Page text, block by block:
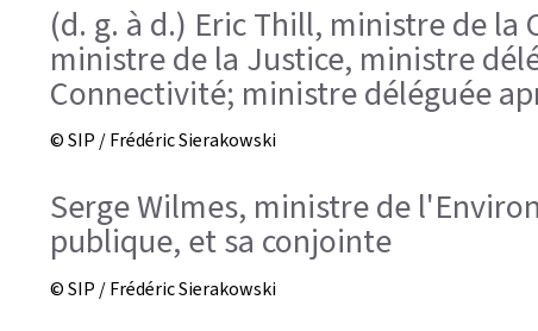
(d. g. à d.) Eric Thill, ministre de
ministre de la Justice, ministre
Connectivité; ministre déléguée
© SIP / Frédéric Sierakowski
Serge Wilmes, ministre de
publique, et sa conjointe
© SIP / Frédéric Sierakowski